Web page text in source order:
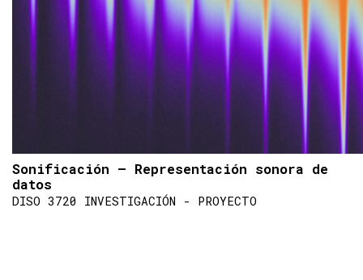
Sonificación – Representación sonora de
datos
DISO 3720 INVESTIGACIÓN - PROYECTO